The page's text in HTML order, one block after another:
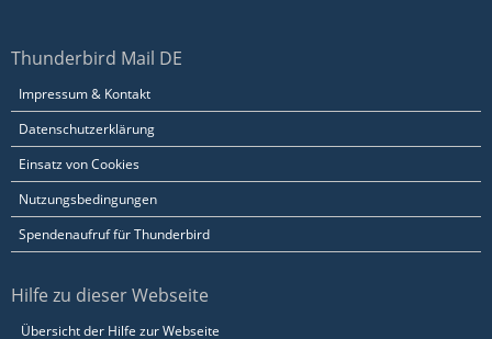
Thunderbird Mail DE
Impressum & Kontakt
Datenschutzerklärung
Einsatz von Cookies
Nutzungsbedingungen
Spendenaufruf für Thunderbird
Hilfe zu dieser Webseite
Übersicht der Hilfe zur Webseite